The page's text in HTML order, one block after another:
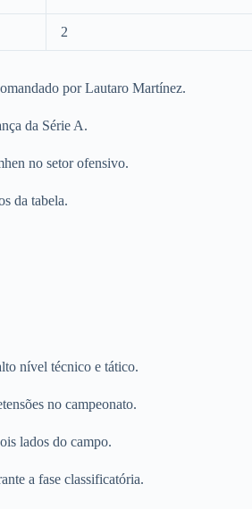
2
por Lautaro Martínez.
da Série A.
no setor ofensivo.
da tabela.
nível técnico e tático.
no campeonato.
lados do campo.
a fase classificatória.